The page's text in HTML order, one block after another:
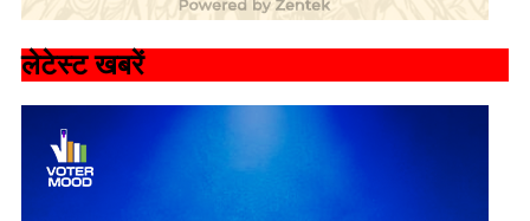
लेटेस्ट खबरें